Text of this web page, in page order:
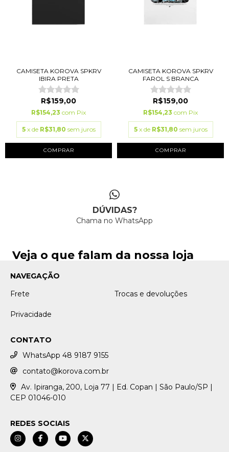
CAMISETA KOROVA SPKRV
IBIRA PRETA
R$159,00
R$154,23 com Pix
5 x de R$31,80 sem juros
COMPRAR
CAMISETA KOROVA SPKRV
FAROL S BRANCA
R$159,00
R$154,23 com Pix
5 x de R$31,80 sem juros
COMPRAR
DÚVIDAS?
Chama no WhatsApp
Veja o que falam da nossa loja
NAVEGAÇÃO
Frete
Trocas e devoluções
Privacidade
CONTATO
WhatsApp 48 9187 9155
contato@korova.com.br
Av. Ipiranga, 200, Loja 77 | Ed. Copan | São Paulo/SP |
CEP 01046-010
REDES SOCIAIS